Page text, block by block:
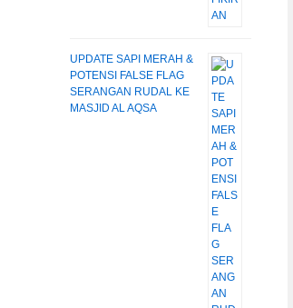
UPDATE SAPI MERAH &
POTENSI FALSE FLAG
SERANGAN RUDAL KE
MASJID AL AQSA